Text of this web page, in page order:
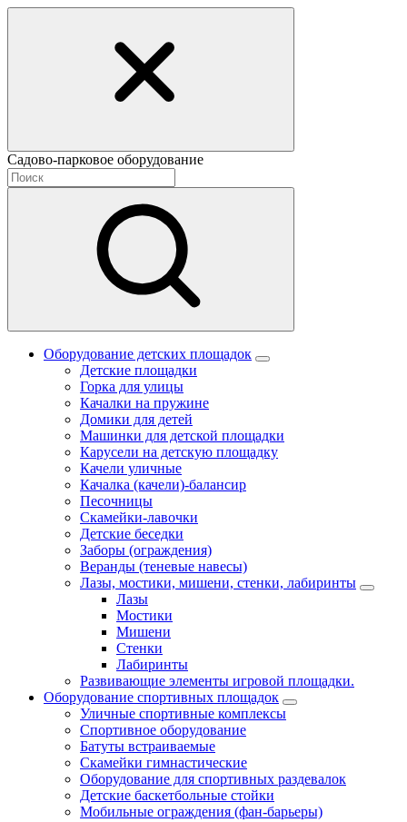
Садово-парковое оборудование
Оборудование детских площадок
Детские площадки
Горка для улицы
Качалки на пружине
Домики для детей
Машинки для детской площадки
Карусели на детскую площадку
Качели уличные
Качалка (качели)-балансир
Песочницы
Скамейки-лавочки
Детские беседки
Заборы (ограждения)
Веранды (теневые навесы)
Лазы, мостики, мишени, стенки, лабиринты
Лазы
Мостики
Мишени
Стенки
Лабиринты
Развивающие элементы игровой площадки.
Оборудование спортивных площадок
Уличные спортивные комплексы
Спортивное оборудование
Батуты встраиваемые
Скамейки гимнастические
Оборудование для спортивных раздевалок
Детские баскетбольные стойки
Мобильные ограждения (фан-барьеры)